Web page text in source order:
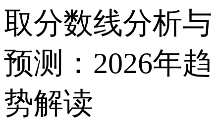
取分数线分析与
预测：2026年趋
势解读